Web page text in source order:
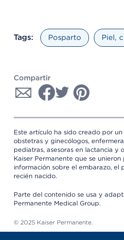
Tags: Posparto Piel,
Compartir
Este artículo ha sido creado por
obstetras y ginecólogos,
pediatras, asesoras en lactancia y
Kaiser Permanente que se
información sobre el embarazo, el
recién nacido.
Parte del contenido se usa y
Permanente Medical Group.
© 2025 Kaiser Permanente.